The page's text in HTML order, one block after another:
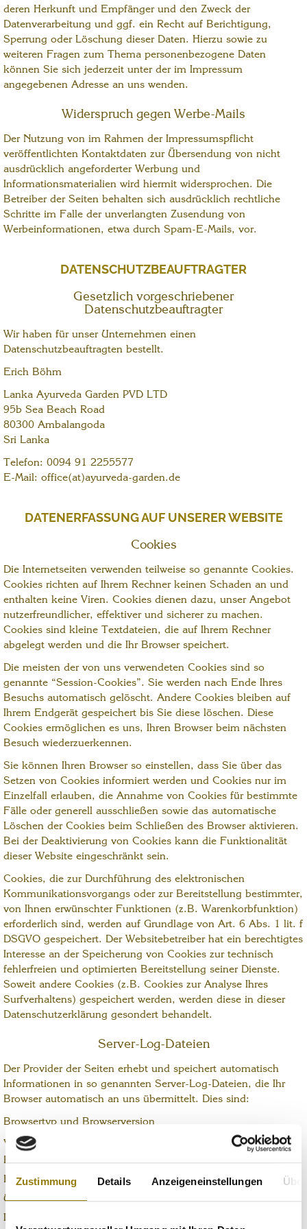
Zustimmung Details Anzeigeneinstellungen
deren Herkunft und Empfänger und den Zweck der
Datenverarbeitung und ggf. ein Recht auf Berichtigung,
Sperrung oder Löschung dieser Daten. Hierzu sowie zu
weiteren Fragen zum Thema personenbezogene Daten
können Sie sich jederzeit unter der im Impressum
angegebenen Adresse an uns wenden.
Widerspruch gegen Werbe-Mails
Der Nutzung von im Rahmen der Impressumspflicht
veröffentlichten Kontaktdaten zur Übersendung von nicht
ausdrücklich angeforderter Werbung und
Informationsmaterialien wird hiermit widersprochen. Die
Betreiber der Seiten behalten sich ausdrücklich rechtliche
Schritte im Falle der unverlangten Zusendung von
Werbeinformationen, etwa durch Spam-E-Mails, vor.
DATENSCHUTZBEAUFTRAGTER
Gesetzlich vorgeschriebener
Datenschutzbeauftragter
Wir haben für unser Unternehmen einen
Datenschutzbeauftragten bestellt.
Erich Böhm
Lanka Ayurveda Garden PVD LTD
95b Sea Beach Road
80300 Ambalangoda
Sri Lanka
Telefon: 0094 91 2255577
E-Mail: office(at)ayurveda-garden.de
DATENERFASSUNG AUF UNSERER WEBSITE
Cookies
Die Internetseiten verwenden teilweise so genannte Cookies.
Cookies richten auf Ihrem Rechner keinen Schaden an und
enthalten keine Viren. Cookies dienen dazu, unser Angebot
nutzerfreundlicher, effektiver und sicherer zu machen.
Cookies sind kleine Textdateien, die auf Ihrem Rechner
abgelegt werden und die Ihr Browser speichert.
Die meisten der von uns verwendeten Cookies sind so
genannte “Session-Cookies”. Sie werden nach Ende Ihres
Besuchs automatisch gelöscht. Andere Cookies bleiben auf
Ihrem Endgerät gespeichert bis Sie diese löschen. Diese
Cookies ermöglichen es uns, Ihren Browser beim nächsten
Besuch wiederzuerkennen.
Sie können Ihren Browser so einstellen, dass Sie über das
Setzen von Cookies informiert werden und Cookies nur im
Einzelfall erlauben, die Annahme von Cookies für bestimmte
Fälle oder generell ausschließen sowie das automatische
Löschen der Cookies beim Schließen des Browser aktivieren.
Bei der Deaktivierung von Cookies kann die Funktionalität
dieser Website eingeschränkt sein.
Cookies, die zur Durchführung des elektronischen
Kommunikationsvorgangs oder zur Bereitstellung bestimmter,
von Ihnen erwünschter Funktionen (z.B. Warenkorbfunktion)
erforderlich sind, werden auf Grundlage von Art. 6 Abs. 1 lit. f
DSGVO gespeichert. Der Websitebetreiber hat ein berechtigtes
Interesse an der Speicherung von Cookies zur technisch
fehlerfreien und optimierten Bereitstellung seiner Dienste.
Soweit andere Cookies (z.B. Cookies zur Analyse Ihres
Surfverhaltens) gespeichert werden, werden diese in dieser
Datenschutzerklärung gesondert behandelt.
Server-Log-Dateien
Der Provider der Seiten erhebt und speichert automatisch
Informationen in so genannten Server-Log-Dateien, die Ihr
Browser automatisch an uns übermittelt. Dies sind:
Browsertyp und Browserversion
verwendetes Betriebssystem
Referrer URL
Hostname des zugreifenden Rechners
Uhrzeit der Serveranfrage
IP-Adresse